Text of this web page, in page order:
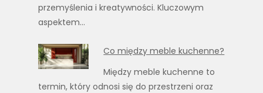
przemyślenia i kreatywności. Kluczowym
aspektem…
Co między meble kuchenne?
Między meble kuchenne to
termin, który odnosi się do przestrzeni oraz